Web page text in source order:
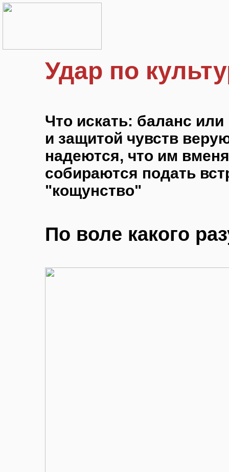
Удар по
Что искать: баланс
и защитой чувств
надеются, что им
собираются подать
"кощунство"
По воле какого